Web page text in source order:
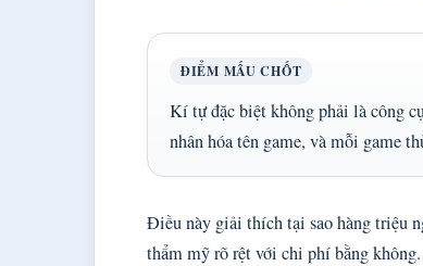
ĐIỂM MẤU CHỐT
Kí tự đặc biệt không phải là công
nhân hóa tên game, và mỗi game
Điều này giải thích tại sao hàng triệu
thẩm mỹ rõ rệt với chi phí bằng không.